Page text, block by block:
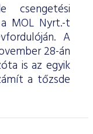
csengetési
MOL Nyrt.-t
A
28-án
is az egyik
a tőzsde